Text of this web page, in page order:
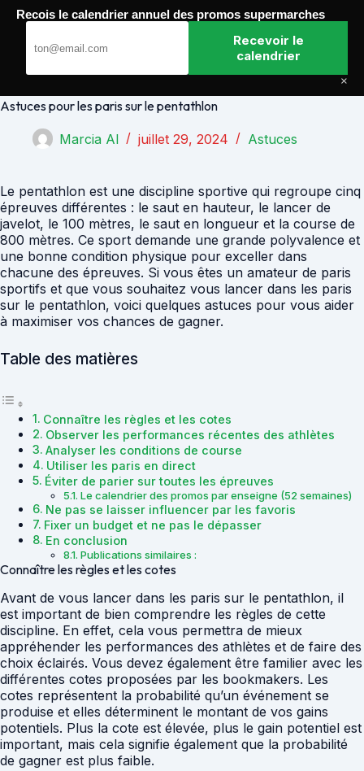
Passer
Astuces pour les paris sur le pentathlon
Marcia Al juillet 29, 2024 Astuces
Le pentathlon est une discipline sportive qui regroupe cinq
épreuves différentes : le saut en hauteur, le lancer de
javelot, le 100 mètres, le saut en longueur et la course de
800 mètres. Ce sport demande une grande polyvalence et
une bonne condition physique pour exceller dans
chacune des épreuves. Si vous êtes un amateur de paris
sportifs et que vous souhaitez vous lancer dans les paris
sur le pentathlon, voici quelques astuces pour vous aider
à maximiser vos chances de gagner.
Table des matières
Connaître les règles et les cotes
Observer les performances récentes des athlètes
Analyser les conditions de course
Utiliser les paris en direct
Éviter de parier sur toutes les épreuves
Le calendrier des promos par enseigne (52 semaines)
Ne pas se laisser influencer par les favoris
Fixer un budget et ne pas le dépasser
En conclusion
Publications similaires :
Connaître les règles et les cotes
Avant de vous lancer dans les paris sur le pentathlon, il
est important de bien comprendre les règles de cette
discipline. En effet, cela vous permettra de mieux
appréhender les performances des athlètes et de faire des
choix éclairés. Vous devez également être familier avec les
différentes cotes proposées par les bookmakers. Les
cotes représentent la probabilité qu’un événement se
produise et elles déterminent le montant de vos gains
potentiels. Plus la cote est élevée, plus le gain potentiel est
important, mais cela signifie également que la probabilité
de gagner est plus faible.
Recois le calendrier annuel des promos supermarches
Recevoir le
calendrier
×